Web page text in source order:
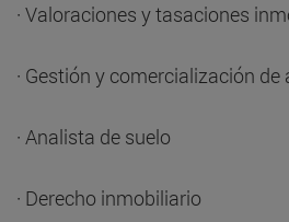
· Valoraciones y tasaciones
· Gestión y comercialización
· Analista de suelo
· Derecho inmobiliario